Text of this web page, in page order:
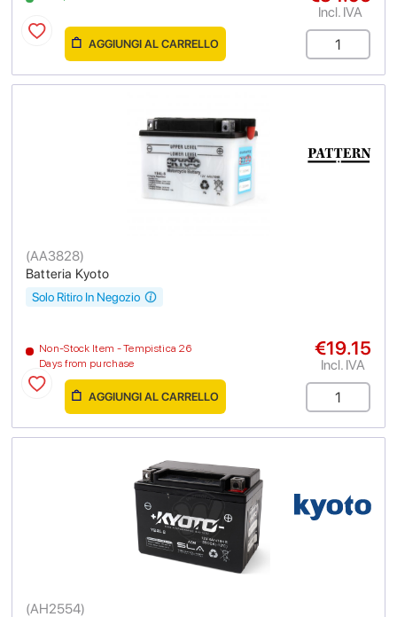
Incl. IVA
AGGIUNGI AL CARRELLO
Batteria Kyoto
(AA3828)
Non-Stock Item - Tempistica 26
Days from purchase
Solo Ritiro In Negozio
€19.15
Incl. IVA
AGGIUNGI AL CARRELLO
(AH2554)